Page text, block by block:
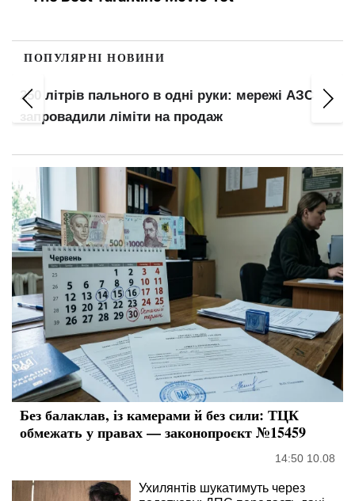
ПОПУЛЯРНІ НОВИНИ
250 літрів пального в одні руки: мережі АЗС
запровадили ліміти на продаж
Без балаклав, із камерами й без сили: ТЦК
обмежать у правах — законопроєкт №15459
14:50 10.08
Ухилянтів шукатимуть через